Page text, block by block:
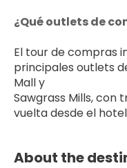
¿Qué outlets de
El tour de compras
principales outlets
Mall y
Sawgrass Mills, con
vuelta desde el
About the